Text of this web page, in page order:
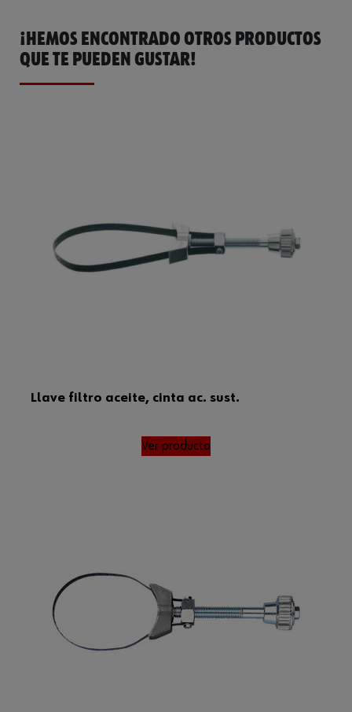
¡HEMOS ENCONTRADO OTROS PRODUCTOS
QUE TE PUEDEN GUSTAR!
Llave filtro aceite, cinta ac. sust.
Ver producto